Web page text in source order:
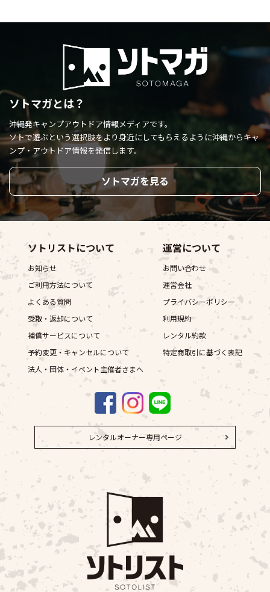
ソトマガとは？
沖縄発キャンプアウトドア情報メディアです。
ソトで遊ぶという選択肢をより身近にしてもらえるように沖縄からキャ
ンプ・アウトドア情報を発信します。
ソトマガを見る
ソトリストについて
お知らせ
ご利用方法について
よくある質問
受取・返却について
補償サービスについて
予約変更・キャンセルについて
法人・団体・イベント主催者さまへ
運営について
お問い合わせ
運営会社
プライバシーポリシー
利用規約
レンタル約款
特定商取引に基づく表記
レンタルオーナー専用ページ